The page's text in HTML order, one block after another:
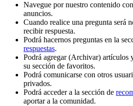
Navegue por nuestro contenido
anuncios.
Cuando realice una pregunta será
recibir respuesta.
Podrá hacernos preguntas en la
respuestas.
Podrá agregar (Archivar) artículos
su sección de favoritos.
Podrá comunicarse con otros
privados.
Podrá acceder a la sección de
aportar a la comunidad.